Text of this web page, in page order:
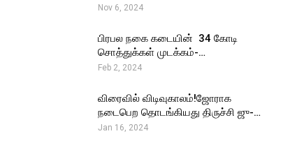
Nov 6, 2024
பிரபல நகை கடையின் ₹ 34 கோடி
சொத்துக்கள் முடக்கம்-…
Feb 2, 2024
விரைவில் விடிவுகாலம்!ஜோராக
நடைபெற தொடங்கியது திருச்சி ஜு-…
Jan 16, 2024